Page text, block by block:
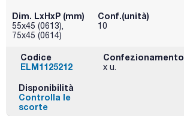
Dim. LxHxP (mm)
55x45 (0613),
75x45 (0614)
Conf.(unità)
10
Codice
ELM1125212
Confezionamento
x u.
Disponibilità
Controlla le
scorte